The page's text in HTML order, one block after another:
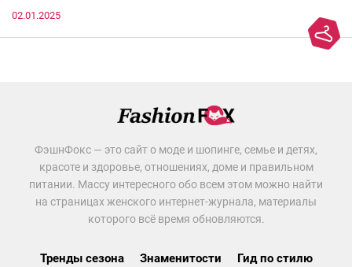
02.01.2025
ФэшнФокс — это сайт о моде и шопинге, семье и детях,
красоте и здоровье, отношениях, доме и правильном
питании. Массу интересного обо всем этом можно найти
на страницах женского интернет-журнала, материалы
которого всё время обновляются.
Тренды сезона Знаменитости Гид по стилю